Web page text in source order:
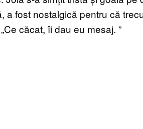
a fost nostalgică pentru că
căcat, îi dau eu mesaj. ”